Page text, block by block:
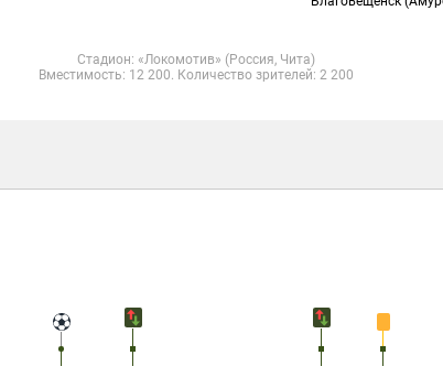
Стадион: «Локомотив» (Россия, Чита)
Вместимость: 12 200. Количество зрителей: 2 200